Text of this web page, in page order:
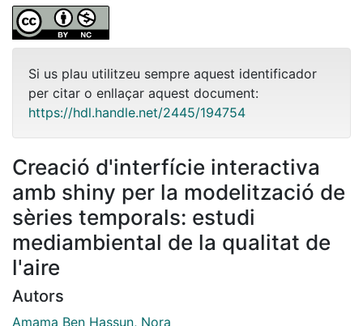
Si us plau utilitzeu sempre aquest identificador
per citar o enllaçar aquest document:
https://hdl.handle.net/2445/194754
Creació d'interfície interactiva
amb shiny per la modelització de
sèries temporals: estudi
mediambiental de la qualitat de
l'aire
Autors
Amama Ben Hassun, Nora